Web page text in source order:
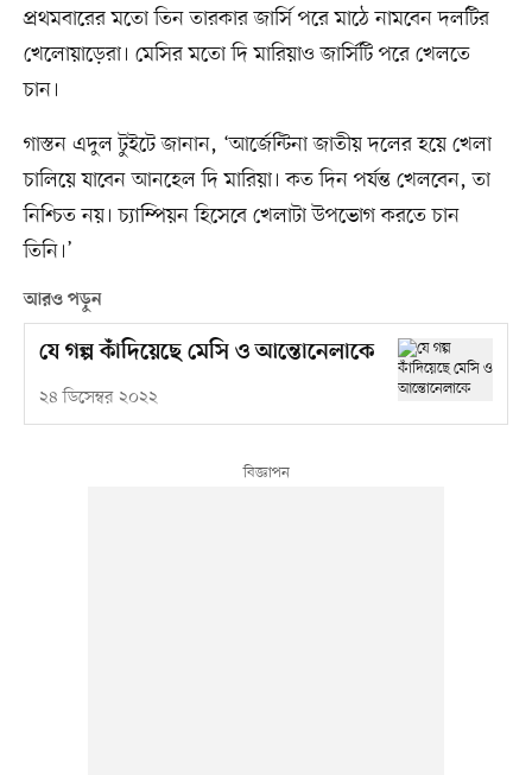
প্রথমবারের মতো তিন তারকার জার্সি পরে মাঠে নামবেন দলটির
খেলোয়াড়েরা। মেসির মতো দি মারিয়াও জার্সিটি পরে খেলতে
চান।
গাস্তন এদুল টুইটে জানান, ‘আর্জেন্টিনা জাতীয় দলের হয়ে খেলা
চালিয়ে যাবেন আনহেল দি মারিয়া। কত দিন পর্যন্ত খেলবেন, তা
নিশ্চিত নয়। চ্যাম্পিয়ন হিসেবে খেলাটা উপভোগ করতে চান
তিনি।’
আরও পড়ুন
যে গল্প কাঁদিয়েছে মেসি ও আন্তোনেলাকে
২৪ ডিসেম্বর ২০২২